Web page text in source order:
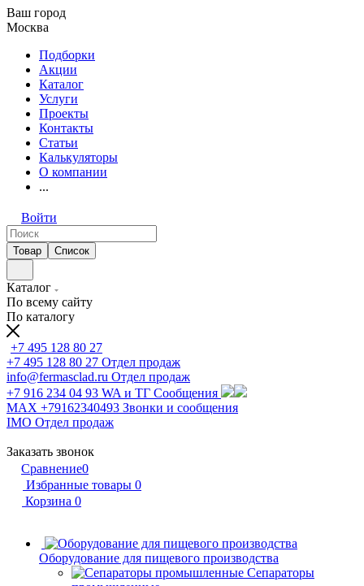
Ваш город
Москва
Подборки
Акции
Каталог
Услуги
Проекты
Контакты
Статьи
Калькуляторы
О компании
...
Войти
Товар Список
Каталог
По всему сайту
По каталогу
+7 495 128 80 27
+7 495 128 80 27 Отдел продаж
info@fermasclad.ru Отдел продаж
+7 916 234 04 93 WA и ТГ Сообщения
MAX +79162340493 Звонки и сообщения
IMO Отдел продаж
Заказать звонок
Сравнение0
Избранные товары 0
Корзина 0
Оборудование для пищевого производства
Сепараторы